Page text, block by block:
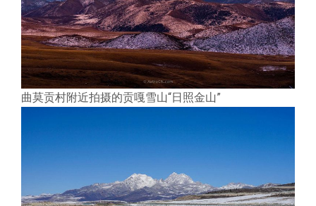
曲莫贡村附近拍摄的贡嘎雪山“日照金山”